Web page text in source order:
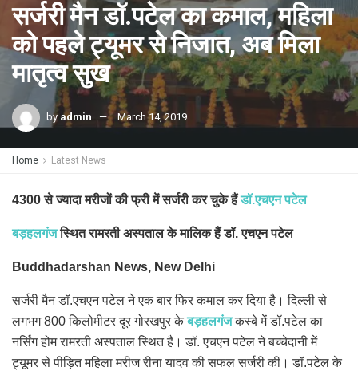
सर्जरी मैन डॉ.पटेल का कमाल, महिला
को पहले ट्यूमर से निजात, अब मिला
मातृत्व सुख
by admin March 14, 2019
Home Latest News
4300 से ज्यादा मरीजों की फ्री में सर्जरी कर चुके हैंडॉ.एचएन पटेल
बड़हलगंजस्थित रामरती अस्पताल के मालिक हैं डॉ. एचएन पटेल
Buddhadarshan News, New Delhi
सर्जरी मैन डॉ.एचएन पटेल ने एक बार फिर कमाल कर दिया है। दिल्ली से
लगभग 800 किलोमीटर दूर गोरखपुर केबड़हलगंजकस्बे में डॉ.पटेल का
नर्सिंग होम रामरती अस्पताल स्थित है। डॉ. एचएन पटेल ने बच्चेदानी में
ट्यूमर से पीड़ित महिला मरीज रीना यादव की सफल सर्जरी की। डॉ.पटेल के